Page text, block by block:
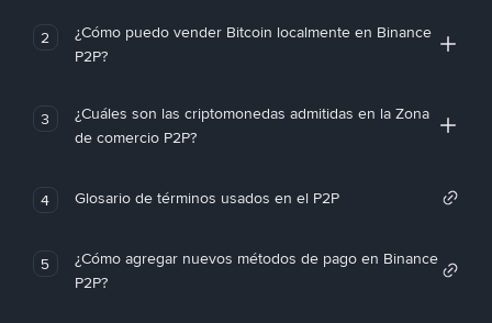
2
¿Cómo puedo vender Bitcoin localmente en Binance
P2P?
3
¿Cuáles son las criptomonedas admitidas en la Zona
de comercio P2P?
4 Glosario de términos usados en el P2P
5
¿Cómo agregar nuevos métodos de pago en Binance
P2P?